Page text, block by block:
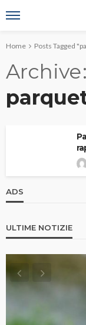
Home Posts Tagged
Archive
ADS
ULTIME NOTIZIE